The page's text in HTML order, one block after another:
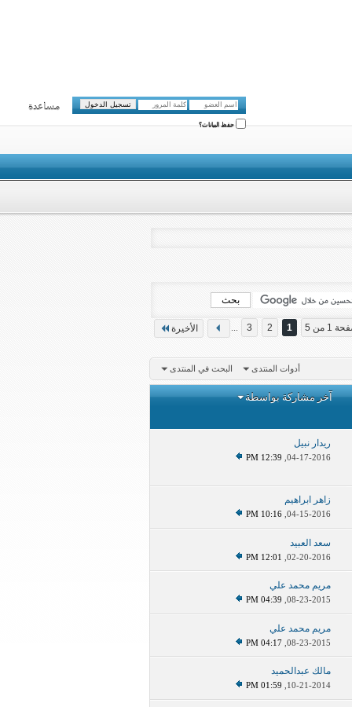
مساعدة
حفظ البيانات؟
1 من 5 1
2
3 الأخيرة
أدوات المنتدى البحث في المنتدى
آخر مشاركة بواسطة
ريدار نبيل
04-17-2016,
12:39 PM
زاهر ابراهيم
04-15-2016,
10:16 PM
سعد العبيد
02-20-2016,
12:01 PM
مريم محمد علي
08-23-2015,
04:39 PM
مريم محمد علي
08-23-2015,
04:17 PM
مالك عبدالحميد
10-21-2014,
01:59 PM